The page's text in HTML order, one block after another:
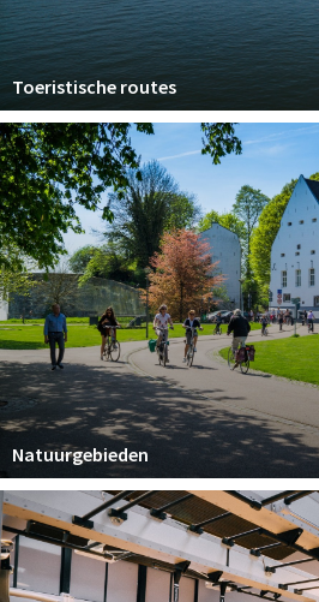
Toeristische routes
Natuurgebieden